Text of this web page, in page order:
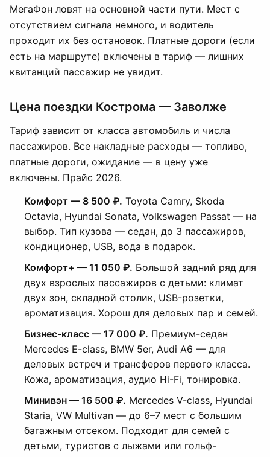
МегаФон ловят на основной части пути. Мест с
отсутствием сигнала немного, и водитель
проходит их без остановок. Платные дороги (если
есть на маршруте) включены в тариф — лишних
квитанций пассажир не увидит.
Цена поездки Кострома — Заволже
Тариф зависит от класса автомобиль и числа
пассажиров. Все накладные расходы — топливо,
платные дороги, ожидание — в цену уже
включены. Прайс 2026.
Комфорт — 8 500 ₽. Toyota Camry, Skoda
Octavia, Hyundai Sonata, Volkswagen Passat — на
выбор. Тип кузова — седан, до 3 пассажиров,
кондиционер, USB, вода в подарок.
Комфорт+ — 11 050 ₽. Большой задний ряд для
двух взрослых пассажиров с детьми: климат
двух зон, складной столик, USB-розетки,
ароматизация. Хорош для деловых пар и семей.
Бизнес-класс — 17 000 ₽. Премиум-седан
Mercedes E-class, BMW 5er, Audi A6 — для
деловых встреч и трансферов первого класса.
Кожа, ароматизация, аудио Hi-Fi, тонировка.
Минивэн — 16 500 ₽. Mercedes V-class, Hyundai
Staria, VW Multivan — до 6–7 мест с большим
багажным отсеком. Подходит для семей с
детьми, туристов с лыжами или гольф-